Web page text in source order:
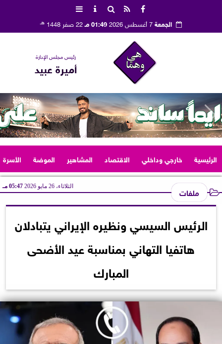
الجمعة 01:49 مـ 22 صفر 1448 هـ
رئيس مجلس الإدارة
أميرة عبيد
الرئيسية خارجي وداخلي الاقتصاد المشاهير الموضة الأسرة
ملفات الثلاثاء، 26 مايو 2026 05:47 مـ
الرئيس السيسي ونظيره الإيراني يتبادلان
هاتفيا التهاني بمناسبة عيد الأضحى
المبارك